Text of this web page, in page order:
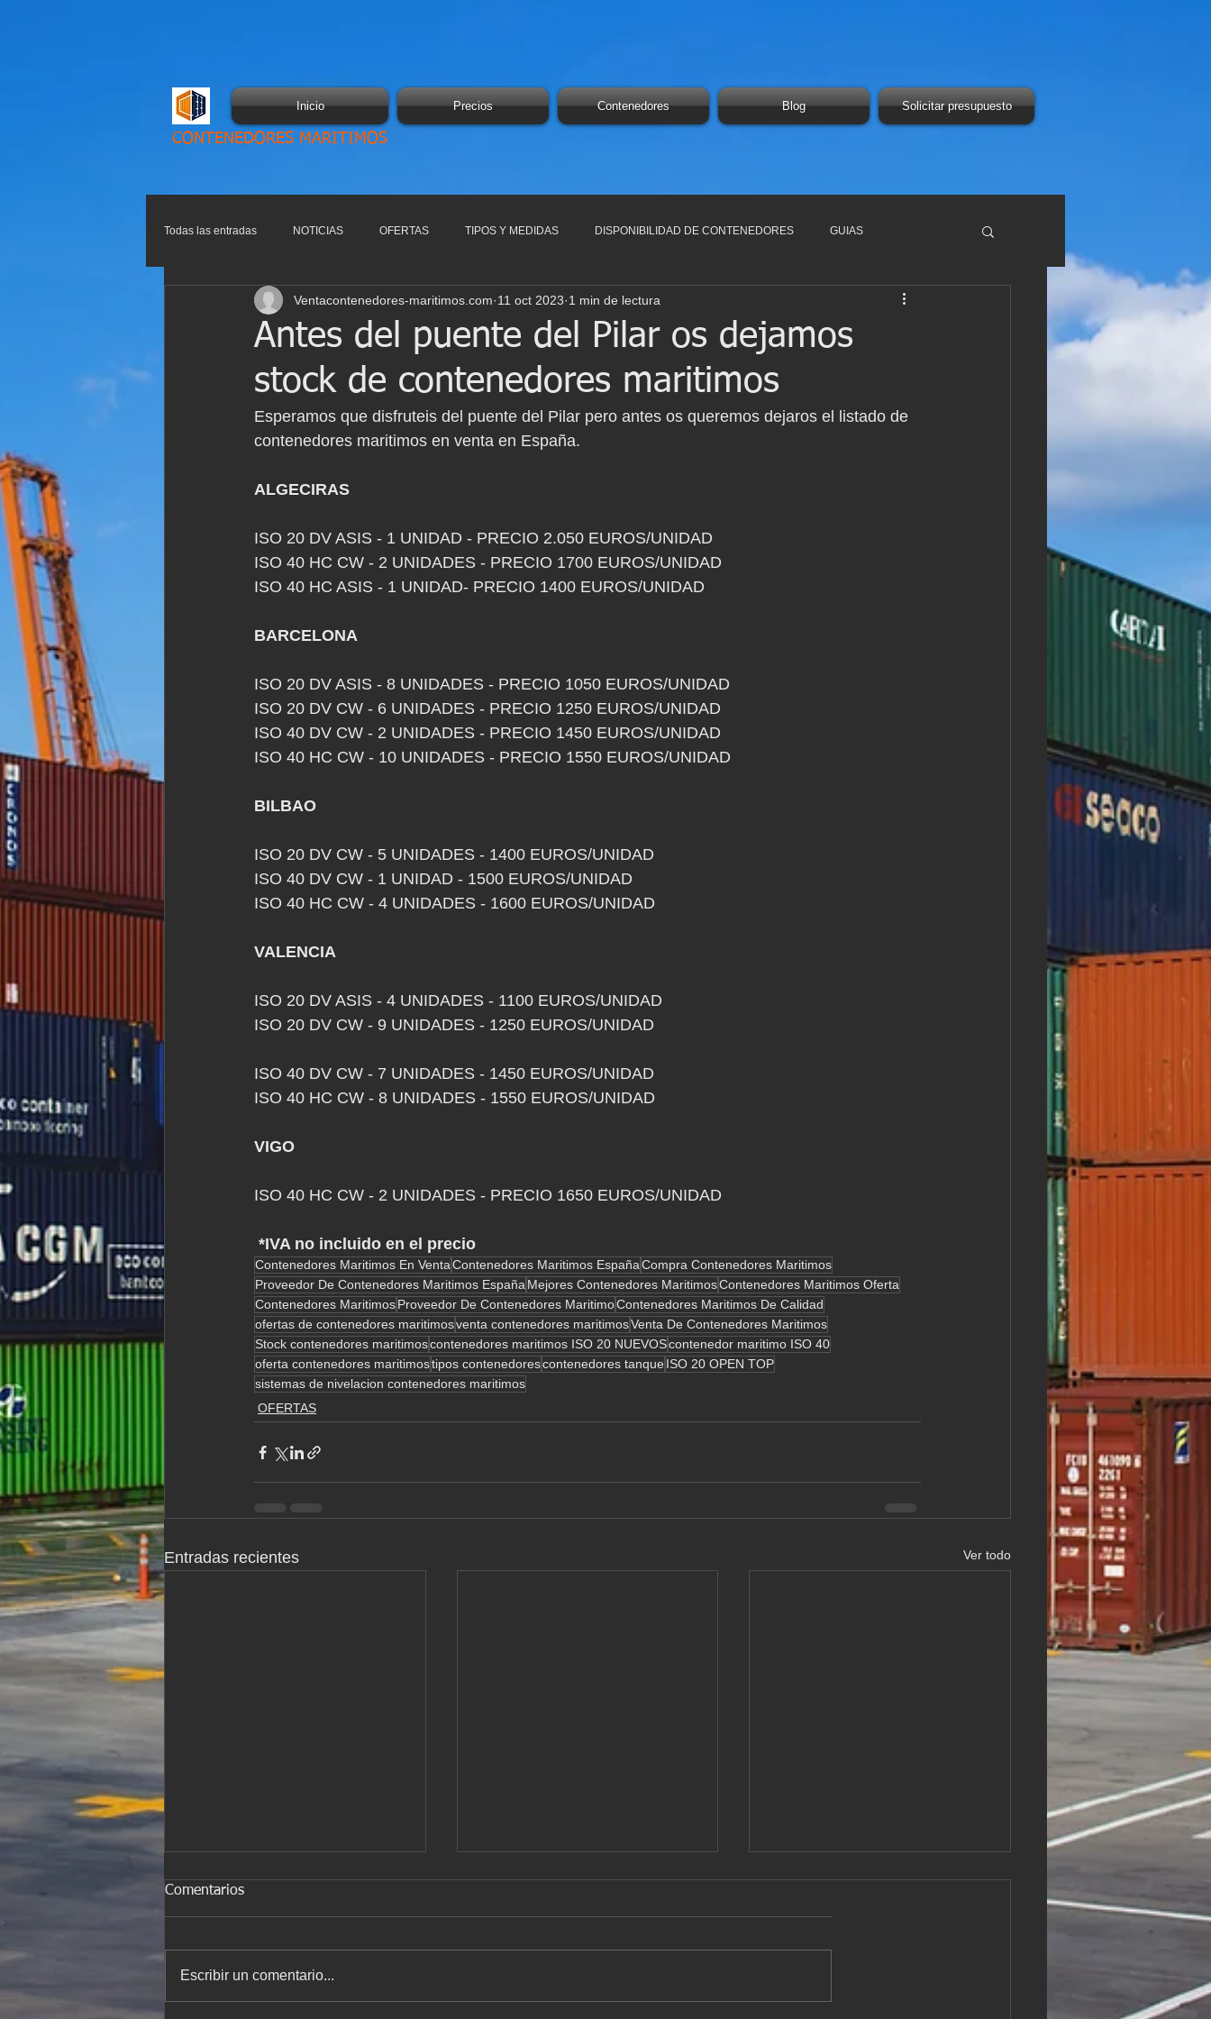
Inicio Precios Contenedores Blog Solicitar presupuesto
CONTENEDORES MARITIMOS
Todas las entradas NOTICIAS OFERTAS TIPOS Y MEDIDAS DISPONIBILIDAD DE CONTENEDORES GUIAS
Antes del puente del Pilar os dejamos
stock de contenedores maritimos
Ventacontenedores-maritimos.com 11 oct 2023 1 min de lectura
Esperamos que disfruteis del puente del Pilar pero antes os queremos dejaros el listado de
contenedores maritimos en venta en España.
ALGECIRAS
ISO 20 DV ASIS - 1 UNIDAD - PRECIO 2.050 EUROS/UNIDAD
ISO 40 HC CW - 2 UNIDADES - PRECIO 1700 EUROS/UNIDAD
ISO 40 HC ASIS - 1 UNIDAD- PRECIO 1400 EUROS/UNIDAD
BARCELONA
ISO 20 DV ASIS - 8 UNIDADES - PRECIO 1050 EUROS/UNIDAD
ISO 20 DV CW - 6 UNIDADES - PRECIO 1250 EUROS/UNIDAD
ISO 40 DV CW - 2 UNIDADES - PRECIO 1450 EUROS/UNIDAD
ISO 40 HC CW - 10 UNIDADES - PRECIO 1550 EUROS/UNIDAD
BILBAO
ISO 20 DV CW - 5 UNIDADES - 1400 EUROS/UNIDAD
ISO 40 DV CW - 1 UNIDAD - 1500 EUROS/UNIDAD
ISO 40 HC CW - 4 UNIDADES - 1600 EUROS/UNIDAD
VALENCIA
ISO 20 DV ASIS - 4 UNIDADES - 1100 EUROS/UNIDAD
ISO 20 DV CW - 9 UNIDADES - 1250 EUROS/UNIDAD
ISO 40 DV CW - 7 UNIDADES - 1450 EUROS/UNIDAD
ISO 40 HC CW - 8 UNIDADES - 1550 EUROS/UNIDAD
VIGO
ISO 40 HC CW - 2 UNIDADES - PRECIO 1650 EUROS/UNIDAD
*IVA no incluido en el precio
Contenedores Maritimos En VentaContenedores Maritimos EspañaCompra Contenedores Maritimos
Proveedor De Contenedores Maritimos España Mejores Contenedores MaritimosContenedores Maritimos Oferta
Contenedores MaritimosProveedor De Contenedores MaritimoContenedores Maritimos De Calidad
ofertas de contenedores maritimosventa contenedores maritimosVenta De Contenedores Maritimos
Stock contenedores maritimoscontenedores maritimos ISO 20 NUEVOScontenedor maritimo ISO 40
oferta contenedores maritimostipos contenedorescontenedores tanque ISO 20 OPEN TOP
sistemas de nivelacion contenedores maritimos
OFERTAS
Entradas recientes Ver todo
Comentarios
Escribir un comentario...